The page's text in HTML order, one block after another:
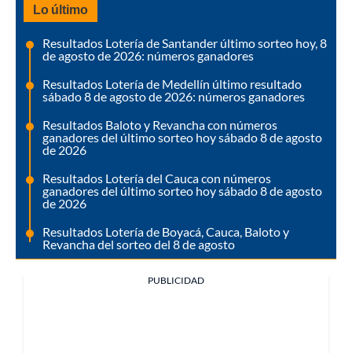
Lo último
Resultados Lotería de Santander último sorteo hoy, 8
de agosto de 2026: números ganadores
Resultados Lotería de Medellín último resultado
sábado 8 de agosto de 2026: números ganadores
Resultados Baloto y Revancha con números
ganadores del último sorteo hoy sábado 8 de agosto
de 2026
Resultados Lotería del Cauca con números
ganadores del último sorteo hoy sábado 8 de agosto
de 2026
Resultados Lotería de Boyacá, Cauca, Baloto y
Revancha del sorteo del 8 de agosto
PUBLICIDAD